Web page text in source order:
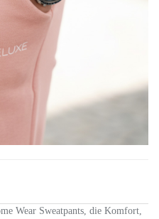
Wear Sweatpants, die Komfort,